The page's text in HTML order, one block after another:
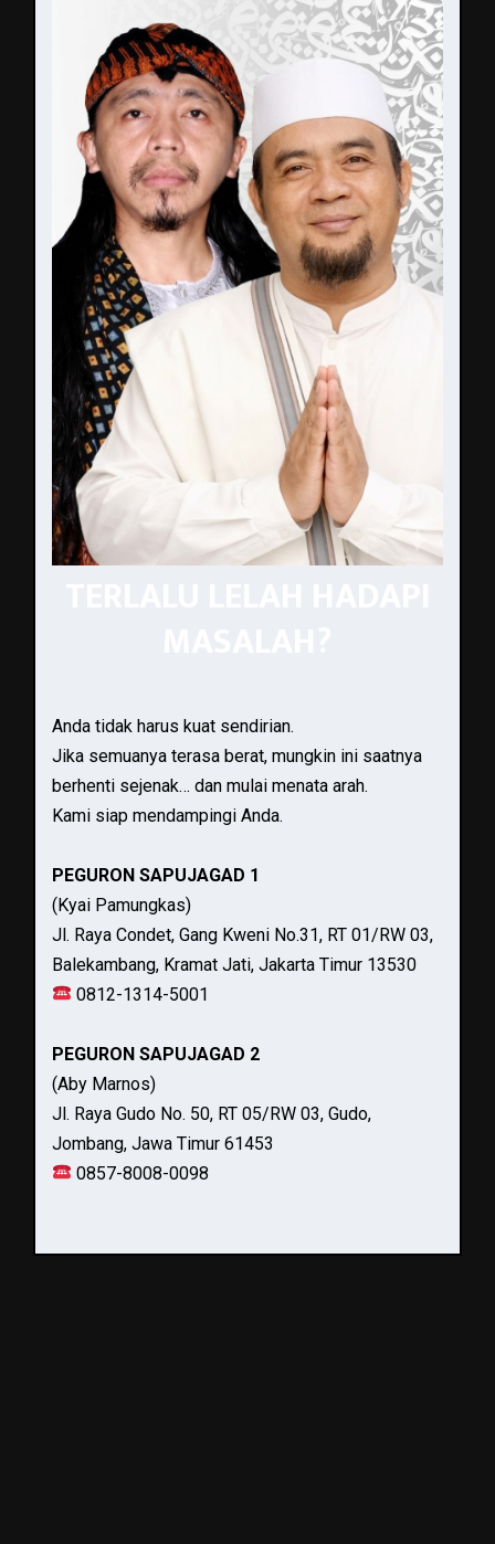
Anda tidak harus kuat sendirian.
Jika semuanya terasa berat, mungkin ini saatnya
berhenti sejenak… dan mulai menata arah.
Kami siap mendampingi Anda.
PEGURON SAPUJAGAD 1
(Kyai Pamungkas)
Jl. Raya Condet, Gang Kweni No.31, RT 01/RW 03,
Balekambang, Kramat Jati, Jakarta Timur 13530
0812-1314-5001
PEGURON SAPUJAGAD 2
(Aby Marnos)
Jl. Raya Gudo No. 50, RT 05/RW 03, Gudo,
Jombang, Jawa Timur 61453
0857-8008-0098